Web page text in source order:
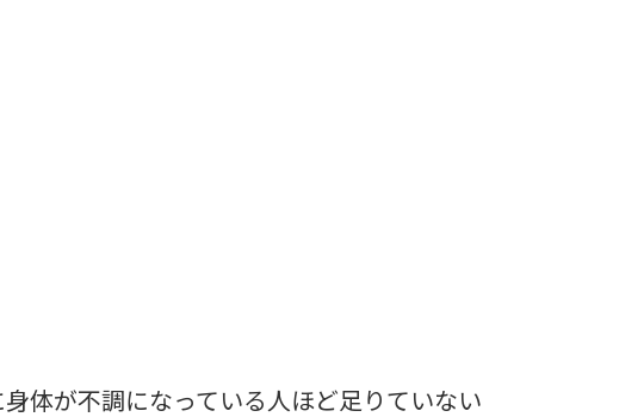
体が不調になっている人ほど足りていない